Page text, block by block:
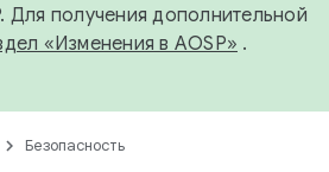
Для получения дополнительной
«Изменения в AOSP» .
Безопасность